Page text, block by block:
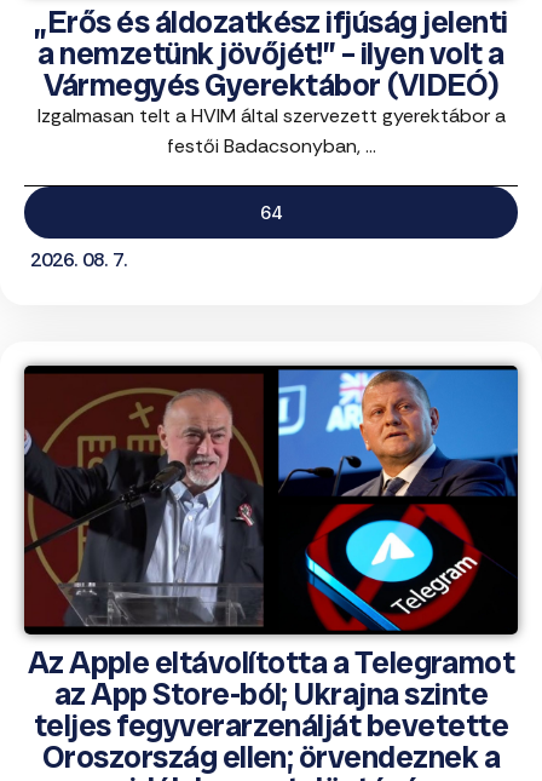
„Erős és áldozatkész ifjúság jelenti
a nemzetünk jövőjét!” – ilyen volt a
Vármegyés Gyerektábor (VIDEÓ)
Izgalmasan telt a HVIM által szervezett gyerektábor a
festői Badacsonyban, ...
64
2026. 08. 7.
Az Apple eltávolította a Telegramot
az App Store-ból; Ukrajna szinte
teljes fegyverarzenálját bevetette
Oroszország ellen; örvendeznek a